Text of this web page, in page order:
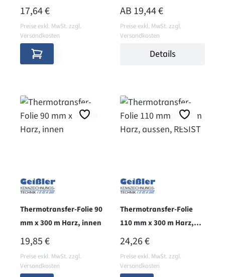
aussen RESIST
REGULÄRER PREIS:
17,64 €
Preise exkl. MwSt. zzgl.
Versandkosten
aussen
REGULÄRER PREIS:
AB 19,44 €
Preise exkl. MwSt. zzgl.
Versandkosten
Details
Thermotransfer-Folie 90
mm x 300 m Harz, innen
REGULÄRER PREIS:
19,85 €
Preise exkl. MwSt. zzgl.
Versandkosten
Thermotransfer-Folie
110 mm x 300 m Harz,
aussen, RESIST
REGULÄRER PREIS:
24,26 €
Preise exkl. MwSt. zzgl.
Versandkosten